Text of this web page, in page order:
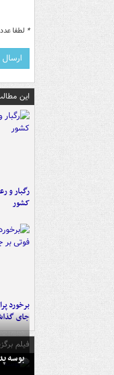
* لطفا
این
رگبار و
کشور
جای
فیلم
بوسه‌